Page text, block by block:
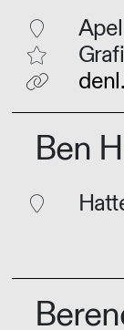
Ben